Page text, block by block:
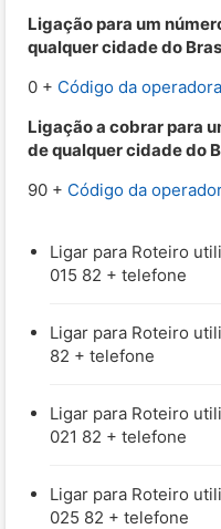
Ligação para um
qualquer cidade do
0 + Código da operadora
Ligação a cobrar para
de qualquer cidade do
90 + Código da
Ligar para Roteiro
015 82 + telefone
Ligar para Roteiro
82 + telefone
Ligar para Roteiro
021 82 + telefone
Ligar para Roteiro
025 82 + telefone